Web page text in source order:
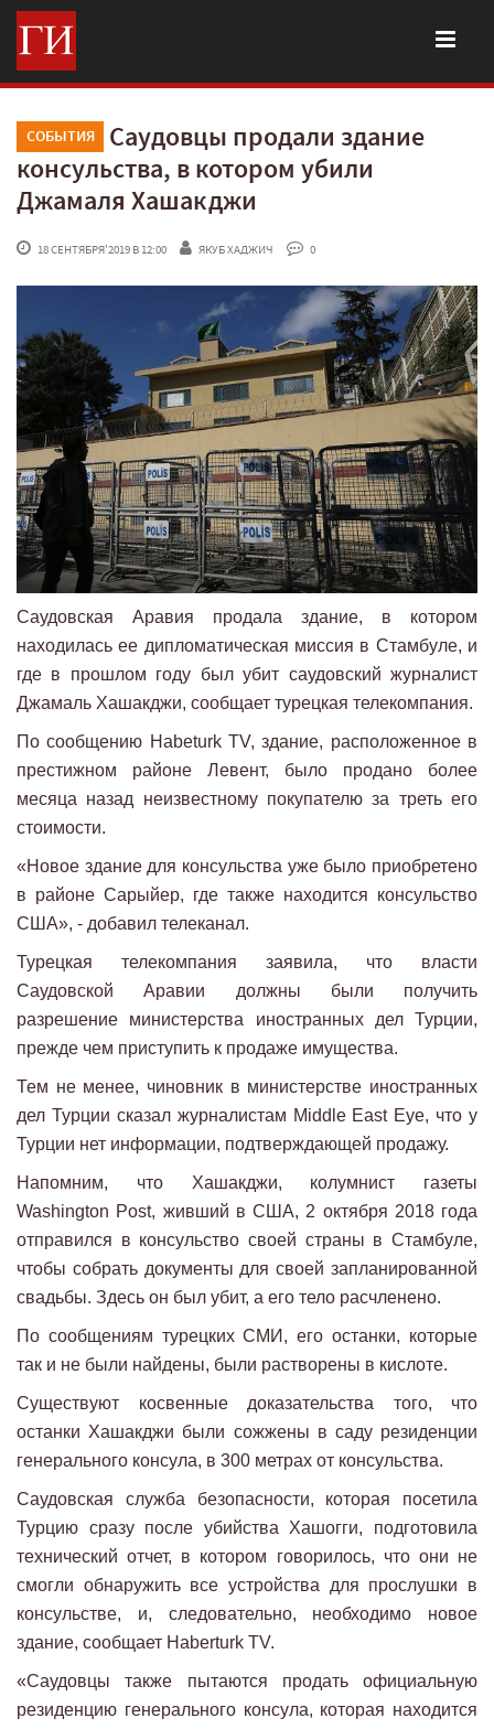
СОБЫТИЯ
Саудовцы продали здание
консульства, в котором убили
Джамаля Хашакджи
18 СЕНТЯБРЯ'2019 В 12:00 ЯКУБ ХАДЖИЧ 0
Саудовская Аравия продала здание, в котором
находилась ее дипломатическая миссия в Стамбуле, и
где в прошлом году был убит саудовский журналист
Джамаль Хашакджи, сообщает турецкая телекомпания.
По сообщению Habeturk TV, здание, расположенное в
престижном районе Левент, было продано более
месяца назад неизвестному покупателю за треть его
стоимости.
«Новое здание для консульства уже было приобретено
в районе Сарыйер, где также находится консульство
США», - добавил телеканал.
Турецкая телекомпания заявила, что власти
Саудовской Аравии должны были получить
разрешение министерства иностранных дел Турции,
прежде чем приступить к продаже имущества.
Тем не менее, чиновник в министерстве иностранных
дел Турции сказал журналистам Middle East Eye, что у
Турции нет информации, подтверждающей продажу.
Напомним, что Хашакджи, колумнист газеты
Washington Post, живший в США, 2 октября 2018 года
отправился в консульство своей страны в Стамбуле,
чтобы собрать документы для своей запланированной
свадьбы. Здесь он был убит, а его тело расчленено.
По сообщениям турецких СМИ, его останки, которые
так и не были найдены, были растворены в кислоте.
Существуют косвенные доказательства того, что
останки Хашакджи были сожжены в саду резиденции
генерального консула, в 300 метрах от консульства.
Саудовская служба безопасности, которая посетила
Турцию сразу после убийства Хашогги, подготовила
технический отчет, в котором говорилось, что они не
смогли обнаружить все устройства для прослушки в
консульстве, и, следовательно, необходимо новое
здание, сообщает Haberturk TV.
«Саудовцы также пытаются продать официальную
резиденцию генерального консула, которая находится